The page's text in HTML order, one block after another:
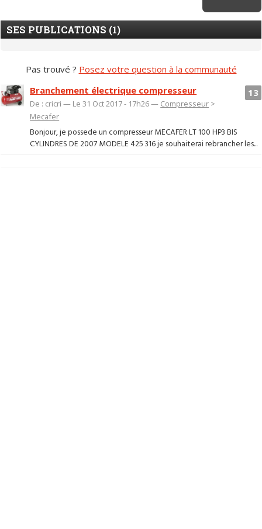
SES PUBLICATIONS (1)
Pas trouvé ? Posez votre question à la communauté
13
Branchement électrique compresseur
De : cricri — Le 31 Oct 2017 - 17h26 — Compresseur >
Mecafer
Bonjour, je possede un compresseur MECAFER LT 100 HP3 BIS
CYLINDRES DE 2007 MODELE 425 316 je souhaiterai rebrancher les...